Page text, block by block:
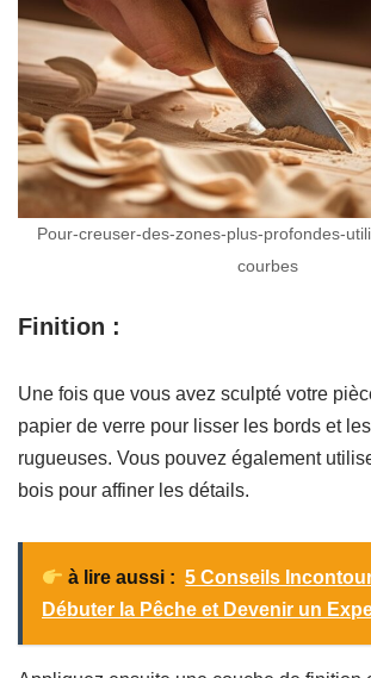
Pour-creuser-des-zones-plus-profondes-
courbes
Finition :
Une fois que vous avez sculpté votre
papier de verre pour lisser les bords et
rugueuses. Vous pouvez également
bois pour affiner les détails.
à lire aussi : 5 Conseils
Débuter la Pêche et Devenir un